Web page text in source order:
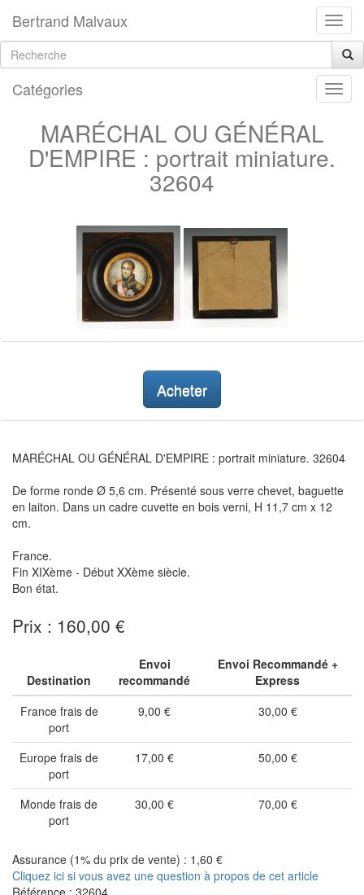
Bertrand Malvaux
Catégories
MARÉCHAL OU GÉNÉRAL
D'EMPIRE : portrait miniature.
32604
Acheter
MARÉCHAL OU GÉNÉRAL D'EMPIRE : portrait miniature. 32604
De forme ronde Ø 5,6 cm. Présenté sous verre chevet, baguette
en laiton. Dans un cadre cuvette en bois verni, H 11,7 cm x 12
cm.
France.
Fin XIXème - Début XXème siècle.
Bon état.
Prix : 160,00 €
Destination
Envoi
recommandé
Envoi Recommandé +
Express
France frais de
port
9,00 € 30,00 €
Europe frais de
port
17,00 € 50,00 €
Monde frais de
port
30,00 € 70,00 €
Assurance (1% du prix de vente) : 1,60 €
Cliquez ici si vous avez une question à propos de cet article
Référence : 32604